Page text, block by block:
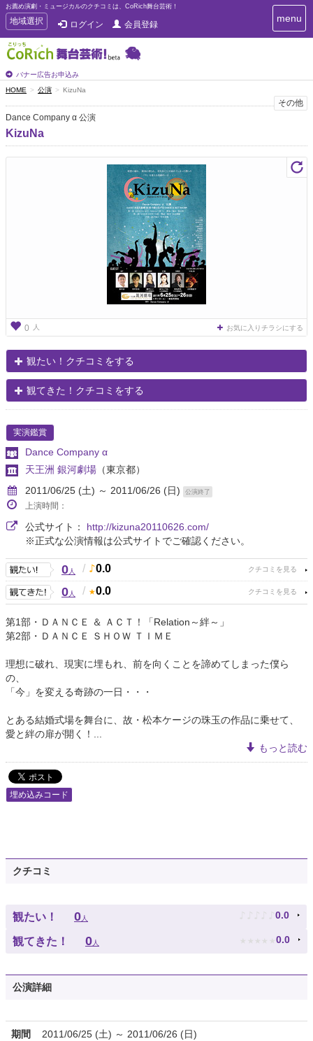
お薦め演劇・ミュージカルのクチコミは、CoRich舞台芸術！
T
o
g
g
e
n
a
v
i
g
地域選択 ログイン 会員登録
バナー広告お申込み
T
o
n
i
g
menu
HOME 公演 KizuNa
その他
Dance Company α 公演
KizuNa
0 人 お気に入りチラシにする
観たい！クチコミをする
観てきた！クチコミをする
実演鑑賞
Dance Company α
天王洲 銀河劇場 （東京都）
2011/06/25 (土) ～ 2011/06/26 (日)
公演終了
上演時間：
公式サイト： http://kizuna20110626.com/
※正式な公演情報は公式サイトでご確認ください。
0人 / 0.0
0人 / 0.0
第1部・ＤＡＮＣＥ ＆ ＡＣＴ！「Relation～絆～」
第2部・ＤＡＮＣＥ ＳＨＯＷ ＴＩＭＥ
理想に破れ、現実に埋もれ、前を向くことを諦めてしまった僕ら
の、
「今」を変える奇跡の一日・・・
とある結婚式場を舞台に、故・松本ケージの珠玉の作品に乗せて、
愛と絆の扉が開く！...
もっと読む
埋め込みコード
クチコミ
観たい！ 0人 ♪ ♪ ♪ ♪ ♪ 0.0
観てきた！ 0人 ★ ★ ★ ★ ★ 0.0
公演詳細
期間 2011/06/25 (土) ～ 2011/06/26 (日)